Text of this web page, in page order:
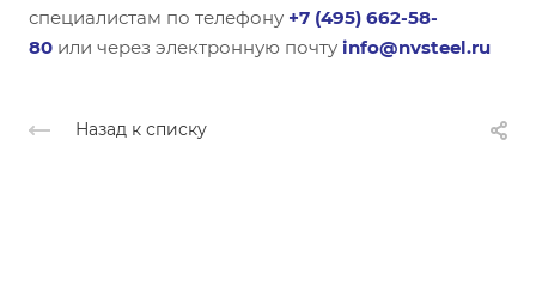
специалистам по телефону +7 (495) 662-58-
80 или через электронную почту info@nvsteel.ru
Назад к списку